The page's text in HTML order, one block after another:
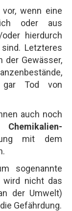
wenn eine
oder aus
hierdurch
Letzteres
der Gewässer,
gar Tod von
auch noch
mit dem
sogenannte
wird nicht das
der Umwelt)
Gefährdung.